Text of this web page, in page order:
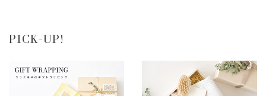
PICK-UP!